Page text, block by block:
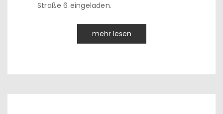
Straße 6 eingeladen.
mehr lesen